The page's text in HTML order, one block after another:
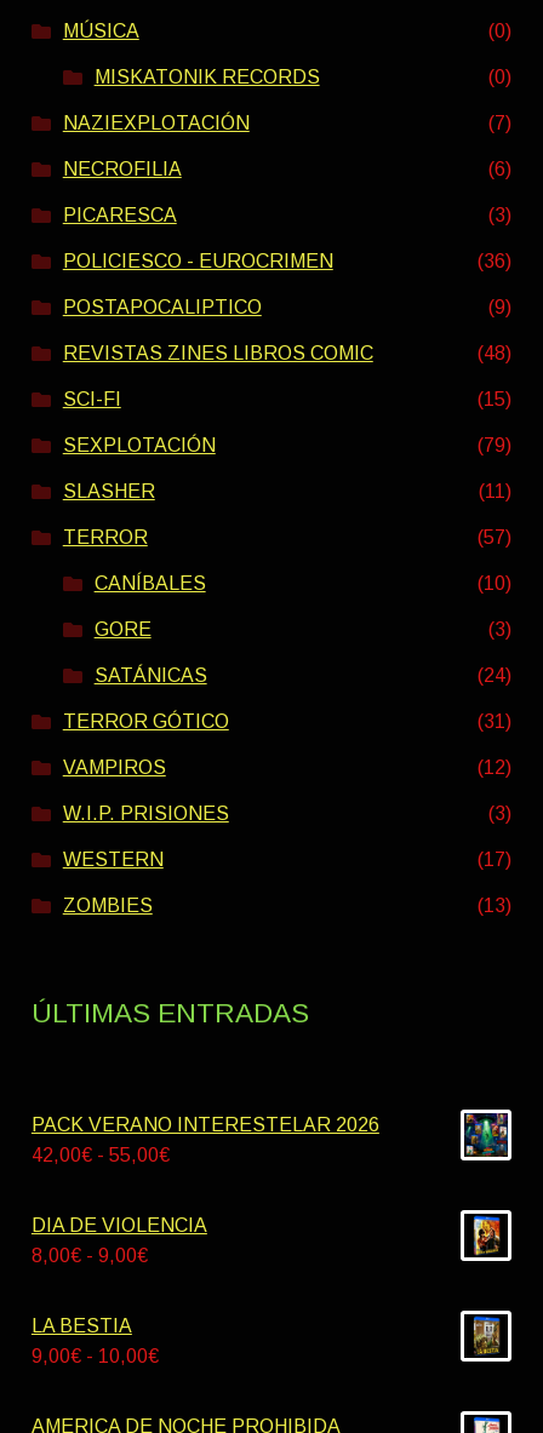
MÚSICA (0)
MISKATONIK RECORDS (0)
NAZIEXPLOTACIÓN (7)
NECROFILIA (6)
PICARESCA (3)
POLICIESCO - EUROCRIMEN (36)
POSTAPOCALIPTICO (9)
REVISTAS ZINES LIBROS COMIC (48)
SCI-FI (15)
SEXPLOTACIÓN (79)
SLASHER (11)
TERROR (57)
CANÍBALES (10)
GORE (3)
SATÁNICAS (24)
TERROR GÓTICO (31)
VAMPIROS (12)
W.I.P. PRISIONES (3)
WESTERN (17)
ZOMBIES (13)
ÚLTIMAS ENTRADAS
PACK VERANO INTERESTELAR 2026
42,00€ - 55,00€Rango
precios:
DIA DE VIOLENCIA
8,00€ - 9,00€Rango
desde
LA BESTIA
9,00€ - 10,00€Rango
precios:
AMERICA DE NOCHE PROHIBIDA